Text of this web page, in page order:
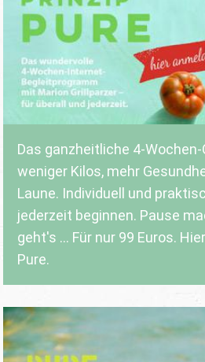
Das ganzheitliche 4-
weniger Kilos, mehr
Laune. Individuell und
jederzeit beginnen. Pause
geht's ... Für nur 99 Euros.
Pure.